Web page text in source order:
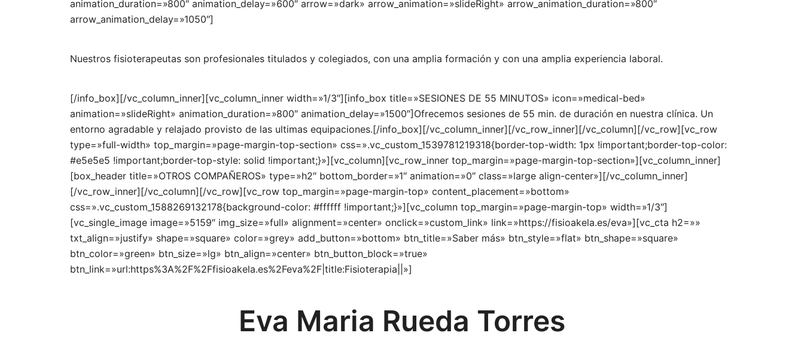
animation_duration=»800″ animation_delay=»600″ arrow=»dark» arrow_animation=»slideRight» arrow_animation_duration=»800″
arrow_animation_delay=»1050″]
Nuestros fisioterapeutas son profesionales titulados y colegiados, con una amplia formación y con una amplia experiencia laboral.
[/info_box][/vc_column_inner][vc_column_inner width=»1/3″][info_box title=»SESIONES DE 55 MINUTOS» icon=»medical-bed»
animation=»slideRight» animation_duration=»800″ animation_delay=»1500″]Ofrecemos sesiones de 55 min. de duración en nuestra clínica. Un
entorno agradable y relajado provisto de las ultimas equipaciones.[/info_box][/vc_column_inner][/vc_row_inner][/vc_column][/vc_row][vc_row
type=»full-width» top_margin=»page-margin-top-section» css=».vc_custom_1539781219318{border-top-width: 1px !important;border-top-color:
#e5e5e5 !important;border-top-style: solid !important;}»][vc_column][vc_row_inner top_margin=»page-margin-top-section»][vc_column_inner]
[box_header title=»OTROS COMPAÑEROS» type=»h2″ bottom_border=»1″ animation=»0″ class=»large align-center»][/vc_column_inner]
[/vc_row_inner][/vc_column][/vc_row][vc_row top_margin=»page-margin-top» content_placement=»bottom»
css=».vc_custom_1588269132178{background-color: #ffffff !important;}»][vc_column top_margin=»page-margin-top» width=»1/3″]
[vc_single_image image=»5159″ img_size=»full» alignment=»center» onclick=»custom_link» link=»https://fisioakela.es/eva»][vc_cta h2=»»
txt_align=»justify» shape=»square» color=»grey» add_button=»bottom» btn_title=»Saber más» btn_style=»flat» btn_shape=»square»
btn_color=»green» btn_size=»lg» btn_align=»center» btn_button_block=»true»
btn_link=»url:https%3A%2F%2Ffisioakela.es%2Feva%2F|title:Fisioterapia||»]
Eva Maria Rueda Torres